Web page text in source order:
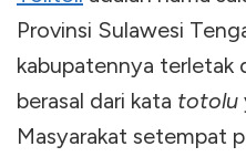
Provinsi Sulawesi
kabupatennya terletak
berasal dari kata totolu
Masyarakat setempat